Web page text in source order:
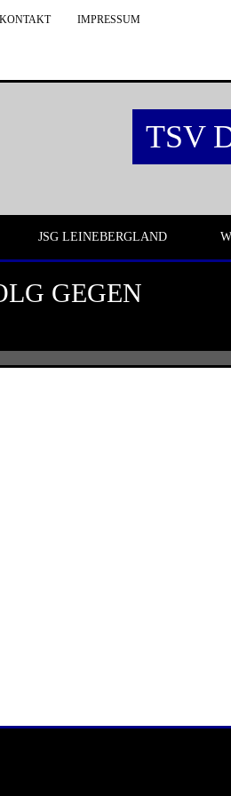
KONTAKT IMPRESSUM
TSV
JSG LEINEBERGLAND
GEGEN